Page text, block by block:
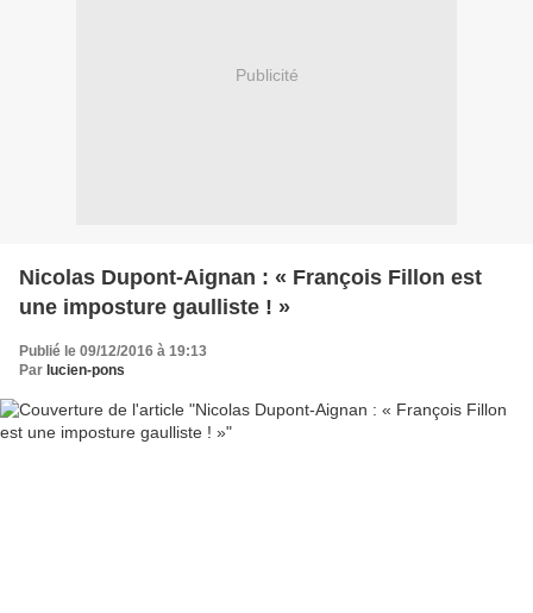
Publicité
Nicolas Dupont-Aignan : « François Fillon est
une imposture gaulliste ! »
Publié le 09/12/2016 à 19:13
Par lucien-pons